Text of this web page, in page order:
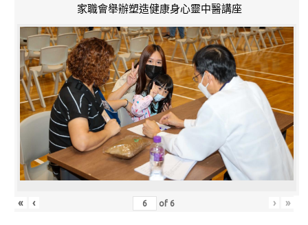
家職會舉辦塑造健康身心靈中醫講座
« ‹ of 6 › »